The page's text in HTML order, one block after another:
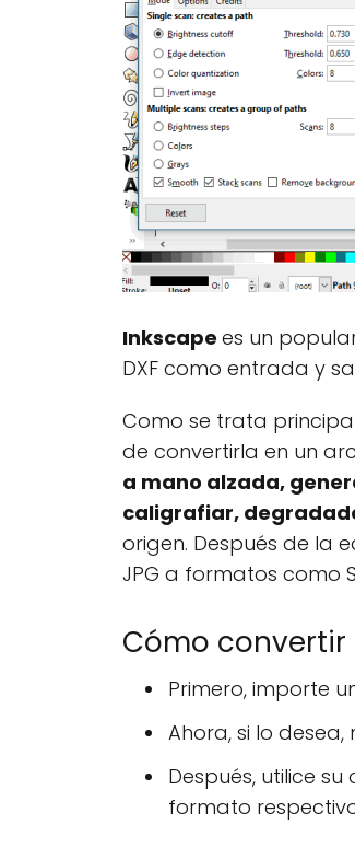
Inkscape es un
DXF como entrada y
Como se trata
de convertirla en un
a mano alzada,
caligrafiar,
origen. Después de la
JPG a formatos como
Cómo convertir
Primero, importe
Ahora, si lo
Después, utilice su
formato